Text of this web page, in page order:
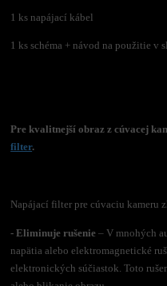
1 ks napájací kábel
1 ks schéma + návod na použitie v
Pre kvalitnejší obraz z cúvacej
filter.
Napájací filter pre cúvaciu kameru
- Eliminuje rušenie – V mnohých
napätia alebo elektromagnetické
elektronických súčiastok. Toto